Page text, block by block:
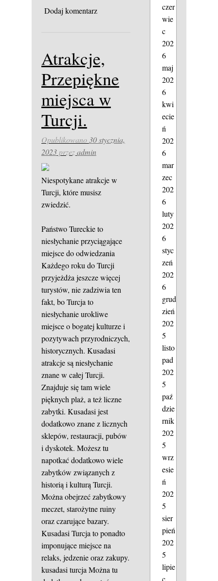
Dodaj komentarz
Atrakcje,
Przepiękne
miejsca w
Turcji.
Opublikowano30 stycznia,
2023przezadmin
Niespotykane atrakcje w
Turcji, które musisz
zwiedzić.
Państwo Tureckie to
niesłychanie przyciągające
miejsce do odwiedzania
Każdego roku do Turcji
przyjeżdża jeszcze więcej
turystów, nie zadziwia ten
fakt, bo Turcja to
niesłychanie urokliwe
miejsce o bogatej kulturze i
pozytywach przyrodniczych,
historycznych. Kusadasi
atrakcje są niesłychanie
znane w całej Turcji.
Znajduje się tam wiele
pięknych plaż, a też liczne
zabytki. Kusadasi jest
dodatkowo znane z licznych
sklepów, restauracji, pubów
i dyskotek. Możesz tu
napotkać dodatkowo wiele
zabytków związanych z
historią i kulturą Turcji.
Można obejrzeć zabytkowy
meczet, starożytne ruiny
oraz czarujące bazary.
Kusadasi Turcja to ponadto
imponujące miejsce na
relaks, jedzenie oraz zakupy.
kusadasi turcja Można tu
czer
wie
c
202
6
maj
202
6
kwi
ecie
ń
202
6
mar
zec
202
6
luty
202
6
styc
zeń
202
6
grud
zień
202
5
listo
pad
202
5
paź
dzie
rnik
202
5
wrz
esie
ń
202
5
sier
pień
202
5
lipie
c